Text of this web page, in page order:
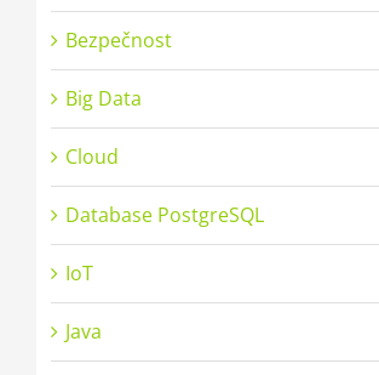
Bezpečnost
Big Data
Cloud
Database PostgreSQL
IoT
Java